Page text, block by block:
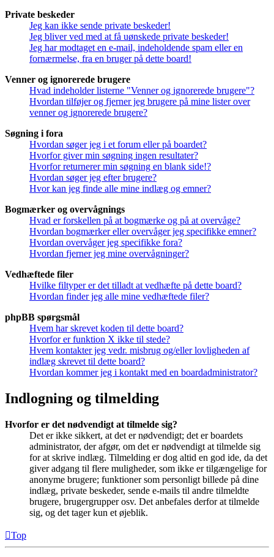
Private beskeder
Jeg kan ikke sende private beskeder!
Jeg bliver ved med at få uønskede private beskeder!
Jeg har modtaget en e-mail, indeholdende spam eller en
fornærmelse, fra en bruger på dette board!
Venner og ignorerede brugere
Hvad indeholder listerne "Venner og ignorerede brugere"?
Hvordan tilføjer og fjerner jeg brugere på mine lister over
venner og ignorerede brugere?
Søgning i fora
Hvordan søger jeg i et forum eller på boardet?
Hvorfor giver min søgning ingen resultater?
Hvorfor returnerer min søgning en blank side!?
Hvordan søger jeg efter brugere?
Hvor kan jeg finde alle mine indlæg og emner?
Bogmærker og overvågnings
Hvad er forskellen på at bogmærke og på at overvåge?
Hvordan bogmærker eller overvåger jeg specifikke emner?
Hvordan overvåger jeg specifikke fora?
Hvordan fjerner jeg mine overvågninger?
Vedhæftede filer
Hvilke filtyper er det tilladt at vedhæfte på dette board?
Hvordan finder jeg alle mine vedhæftede filer?
phpBB spørgsmål
Hvem har skrevet koden til dette board?
Hvorfor er funktion X ikke til stede?
Hvem kontakter jeg vedr. misbrug og/eller lovligheden af
indlæg skrevet til dette board?
Hvordan kommer jeg i kontakt med en boardadministrator?
Indlogning og tilmelding
Hvorfor er det nødvendigt at tilmelde sig?
Det er ikke sikkert, at det er nødvendigt; det er boardets
administrator, der afgør, om det er nødvendigt at tilmelde sig
for at skrive indlæg. Tilmelding er dog altid en god ide, da det
giver adgang til flere muligheder, som ikke er tilgængelige for
anonyme brugere; funktioner som personligt billede på dine
indlæg, private beskeder, sende e-mails til andre tilmeldte
brugere, brugergrupper osv. Det anbefales derfor at tilmelde
sig, og det tager kun et øjeblik.
Top